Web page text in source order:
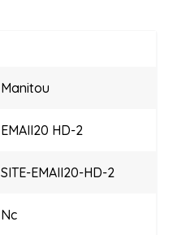
Manitou
EMAII20 HD-2
SITE-EMAII20-HD-2
Nc